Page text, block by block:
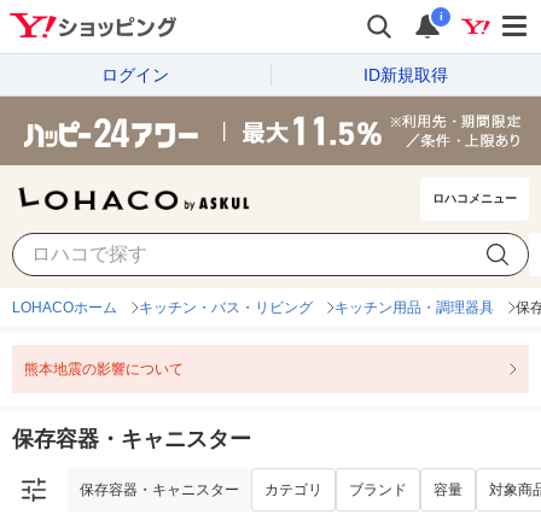
i
ログイン ID新規取得
ロハコメニュー
保存容器・キャニスター 対象商
LOHACOホーム キッチン・バス・リビング キッチン用品・調理器具 保
熊本地震の影響について
保存容器・キャニスター
保存容器・キャニスター カテゴリ ブランド 容量 対象商